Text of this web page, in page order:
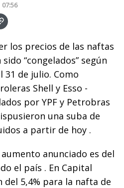
07:56
los precios de las naftas
“congelados” según
31 de julio. Como
Shell y Esso -
por YPF y Petrobras
una suba de
a partir de hoy .
aumento anunciado es del
el país . En Capital
del 5,4% para la nafta de